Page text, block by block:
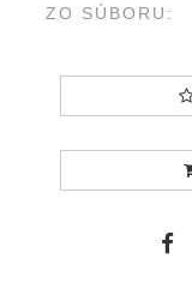
ZO SÚBORU: